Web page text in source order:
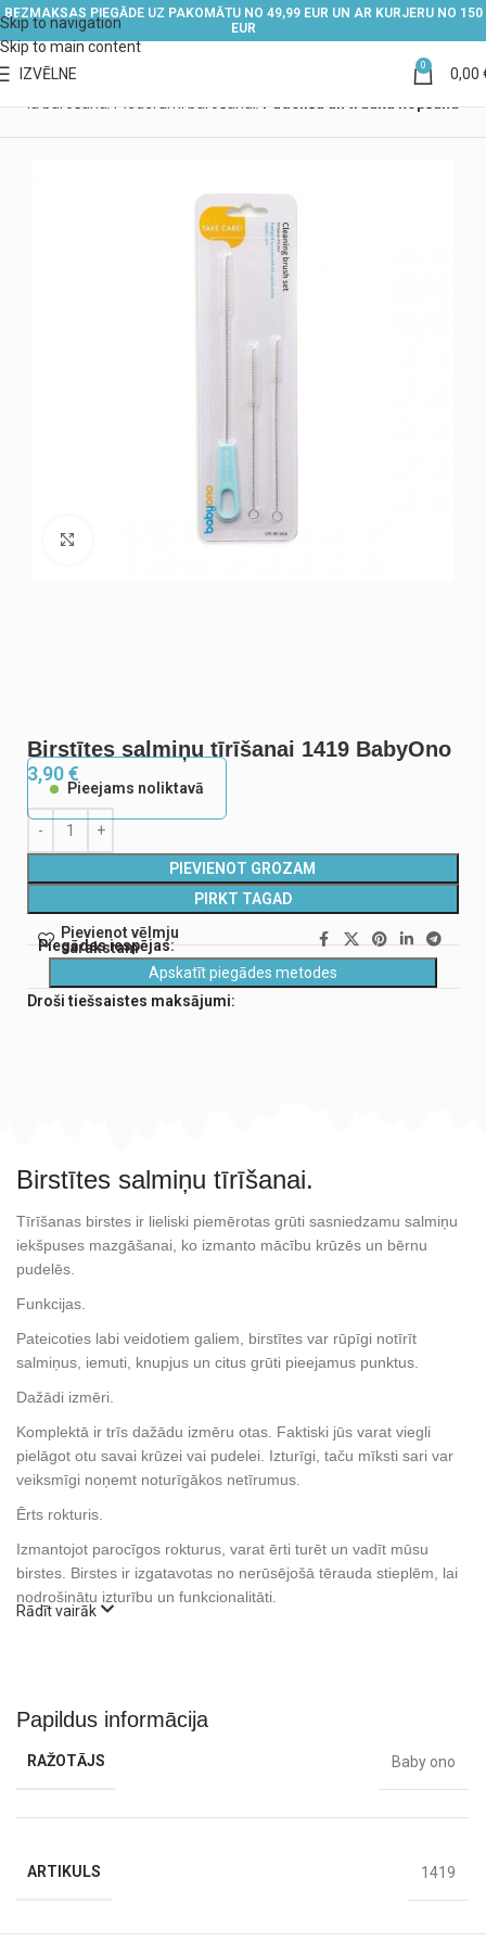
Skip to navigation
Skip to main content
BEZMAKSAS PIEGĀDE UZ PAKOMĀTU NO 49,99 EUR UN AR KURJERU NO 150
EUR
IZVĒLNE 0 0,00
Noklikšķiniet, lai palielinātu
Birstītes salmiņu tīrīšanai 1419 BabyOno
3,90€
Pieejams noliktavā
PIEVIENOT GROZAM
PIRKT TAGAD
Pievienot vēlmju
sarakstam
Piegādes iespējas:
Apskatīt piegādes metodes
Droši tiešsaistes maksājumi:
Birstītes salmiņu tīrīšanai.
Tīrīšanas birstes ir lieliski piemērotas grūti sasniedzamu salmiņu
iekšpuses mazgāšanai, ko izmanto mācību krūzēs un bērnu
pudelēs.
Funkcijas.
Pateicoties labi veidotiem galiem, birstītes var rūpīgi notīrīt
salmiņus, iemuti, knupjus un citus grūti pieejamus punktus.
Dažādi izmēri.
Komplektā ir trīs dažādu izmēru otas. Faktiski jūs varat viegli
pielāgot otu savai krūzei vai pudelei. Izturīgi, taču mīksti sari var
veiksmīgi noņemt noturīgākos netīrumus.
Ērts rokturis.
Izmantojot parocīgos rokturus, varat ērti turēt un vadīt mūsu
birstes. Birstes ir izgatavotas no nerūsējošā tērauda stieplēm, lai
nodrošinātu izturību un funkcionalitāti.
Rādīt vairāk
Papildus informācija
RAŽOTĀJS Baby ono
ARTIKULS 1419